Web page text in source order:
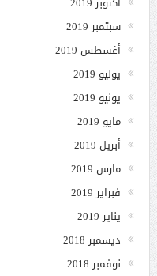
سبتمبر 2019
أغسطس 2019
يوليو 2019
يونيو 2019
مايو 2019
أبريل 2019
مارس 2019
فبراير 2019
يناير 2019
ديسمبر 2018
نوفمبر 2018